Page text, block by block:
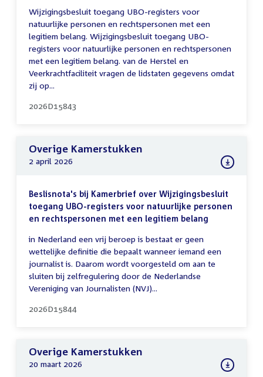
Wijzigingsbesluit toegang UBO-registers voor
natuurlijke personen en rechtspersonen met een
legitiem belang. Wijzigingsbesluit toegang UBO-
registers voor natuurlijke personen en rechtspersonen
met een legitiem belang. van de Herstel en
Veerkrachtfaciliteit vragen de lidstaten gegevens omdat
zij op...
2026D15843
Overige Kamerstukken
2 april 2026
Beslisnota's bij Kamerbrief over Wijzigingsbesluit
toegang UBO-registers voor natuurlijke personen
en rechtspersonen met een legitiem belang
in Nederland een vrij beroep is bestaat er geen
wettelijke definitie die bepaalt wanneer iemand een
journalist is. Daarom wordt voorgesteld om aan te
sluiten bij zelfregulering door de Nederlandse
Vereniging van Journalisten (NVJ)...
2026D15844
Overige Kamerstukken
20 maart 2026